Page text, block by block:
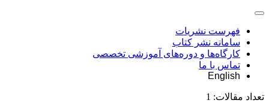
فهرست نشریات
سامانه نشر کتاب
کارگاه‌ها و دوره‌های آموزشی تخصصی
تماس با ما
English
تعداد مقالات: 1